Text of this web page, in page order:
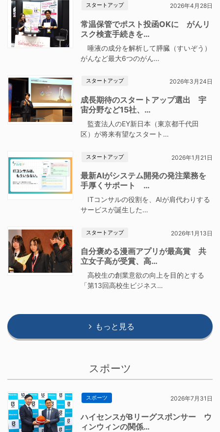
スタートアップ 2026年4月28日
常温保管でポスト投函OKに がんリ
スク検査手続きを…
唾液の成分を解析して膵臓（すいぞう）
がんなど最大6つのがん…
スタートアップ 2026年3月24日
成長期待のスタートアップ選出 宇
宙分野など15社、…
監査法人のEY新日本（東京都千代田
区）が将来有望なスタート…
スタートアップ 2026年1月21日
最新AIがシステム開発の発注業務を
手厚くサポート …
ITコンサルの役割を、AIが肩代わりする
サービスが誕生した…
スタートアップ 2026年1月13日
自分褒める漫画アプリが最高賞 共
立女子高が受賞、高…
高校生の創業意欲の向上を目的とする
「第13回高校生ビジネス…
もっと見る
スポーツ
スポーツ 2026年7月31日
ハイセンスがBリーグスポンサー ウ
ィンウィンの関係…